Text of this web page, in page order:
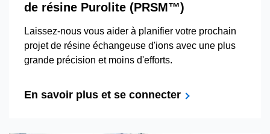
de résine Purolite (PRSM™)
Laissez-nous vous aider à planifier votre prochain
projet de résine échangeuse d'ions avec une plus
grande précision et moins d'efforts.
En savoir plus et se connecter